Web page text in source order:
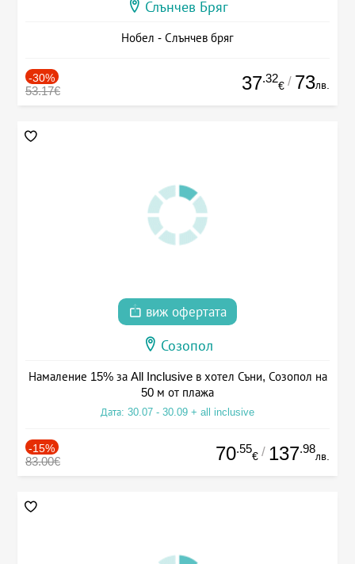
Слънчев Бряг
Нобел - Слънчев бряг
-30%
53.17€ 37.32
€ / 73лв.
виж офертата
Созопол
Намаление 15% за All Inclusive в хотел Съни, Созопол на
50 м от плажа
Дата: 30.07 - 30.09 + all inclusive
-15%
83.00€ 70.55
€ / 137.98
лв.